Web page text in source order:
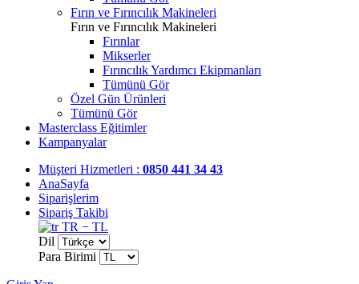
Fırın ve Fırıncılık Makineleri
Fırın ve Fırıncılık Makineleri
Fırınlar
Mikserler
Fırıncılık Yardımcı Ekipmanları
Tümünü Gör
Özel Gün Ürünleri
Tümünü Gör
Masterclass Eğitimler
Kampanyalar
Müşteri Hizmetleri : 0850 441 34 43
AnaSayfa
Siparişlerim
Sipariş Takibi
TR − TL
Dil
Para Birimi